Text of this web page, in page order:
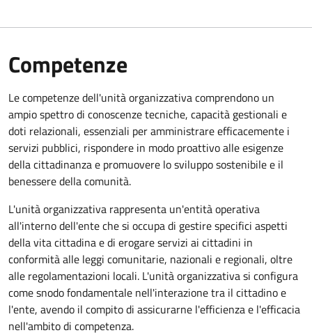
Competenze
Le competenze dell'unità organizzativa comprendono un
ampio spettro di conoscenze tecniche, capacità gestionali e
doti relazionali, essenziali per amministrare efficacemente i
servizi pubblici, rispondere in modo proattivo alle esigenze
della cittadinanza e promuovere lo sviluppo sostenibile e il
benessere della comunità.
L'unità organizzativa rappresenta un'entità operativa
all'interno dell'ente che si occupa di gestire specifici aspetti
della vita cittadina e di erogare servizi ai cittadini in
conformità alle leggi comunitarie, nazionali e regionali, oltre
alle regolamentazioni locali. L'unità organizzativa si configura
come snodo fondamentale nell'interazione tra il cittadino e
l'ente, avendo il compito di assicurarne l'efficienza e l'efficacia
nell'ambito di competenza.